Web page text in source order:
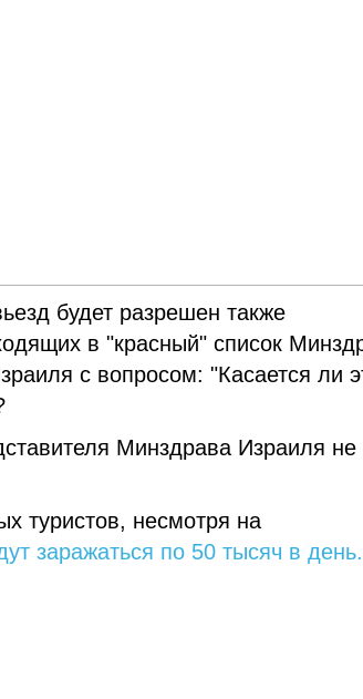
будет разрешен также
в "красный" список
с вопросом: "Касается ли
Минздрава Израиля не
туристов, несмотря на
заражаться по 50 тысяч в день.